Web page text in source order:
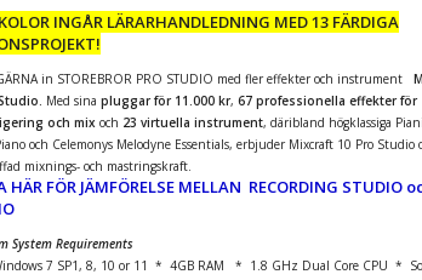
INGÅR LÄRARHANDLEDNING MED 13 FÄRDIGA
in STOREBROR PRO STUDIO med fler effekter och instrument
Med sina pluggar för 11.000 kr, 67 professionella effekter för
och mixoch 23 virtuella instrument, däribland högklassiga
och Celemonys Melodyne Essentials, erbjuder Mixcraft 10 Pro Studio
mixnings- och mastringskraft.
HÄR FÖR JÄMFÖRELSE MELLAN RECORDING STUDIO
System Requirements
7 SP1, 8, 10 or 11 * 4GB RAM * 1.8 GHz Dual Core CPU *